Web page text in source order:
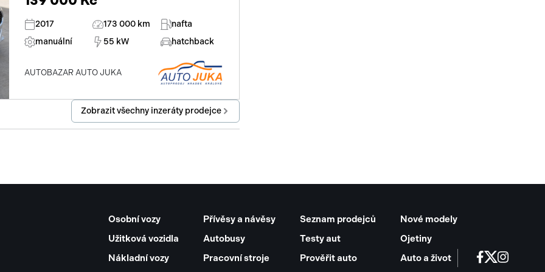
2017 173 000 km
nafta
manuální
55 kW hatchback
AUTOBAZAR AUTO JUKA
Zobrazit všechny inzeráty prodejce
Osobní vozy
Užitková vozidla
Nákladní vozy
Přívěsy a návěsy
Autobusy
Pracovní stroje
Seznam prodejců
Testy aut
Prověřit auto
Nové modely
Ojetiny
Auto a život